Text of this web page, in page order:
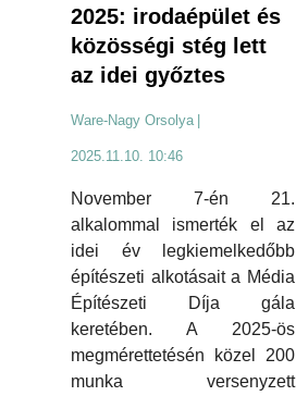
2025: irodaépület és
közösségi stég lett
az idei győztes
Ware-Nagy Orsolya |
2025.11.10. 10:46
November 7-én 21.
alkalommal ismerték el az
idei év legkiemelkedőbb
építészeti alkotásait a Média
Építészeti Díja gála
keretében. A 2025-ös
megmérettetésén közel 200
munka versenyzett